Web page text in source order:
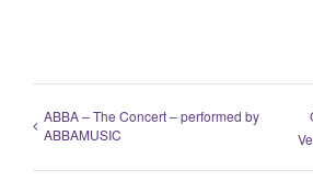
ABBA – The Concert – performed by
ABBAMUSIC